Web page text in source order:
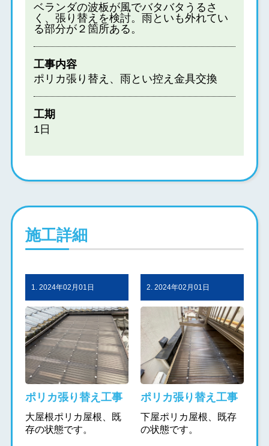
ベランダの波板が風でバタバタうるさ
く、張り替えを検討。雨といも外れてい
る部分が２箇所ある。
工事内容
ポリカ張り替え、雨とい控え金具交換
工期
1日
施工詳細
1. 2024年02月01日
ポリカ張り替え工事
大屋根ポリカ屋根、既
存の状態です。
2. 2024年02月01日
ポリカ張り替え工事
下屋ポリカ屋根、既存
の状態です。